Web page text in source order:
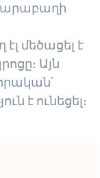
մեծացել է
Այն
է ունեցել։